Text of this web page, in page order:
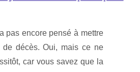
pas encore pensé à mettre
décès. Oui, mais ce ne
car vous savez que la